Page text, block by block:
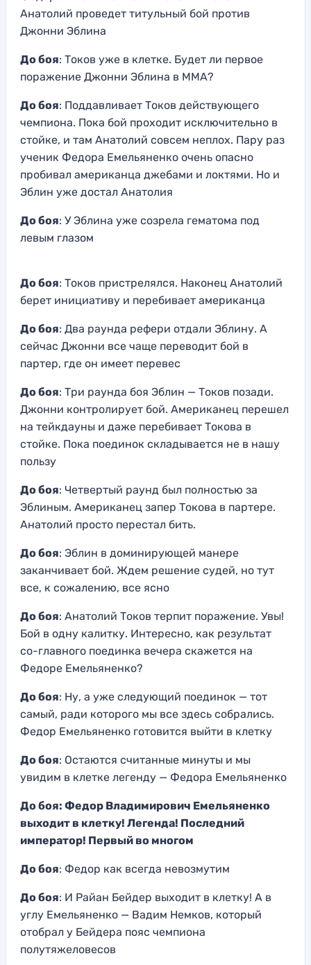
Анатолий проведет титульный бой против
Джонни Эблина
До боя: Токов уже в клетке. Будет ли первое
поражение Джонни Эблина в ММА?
До боя: Поддавливает Токов действующего
чемпиона. Пока бой проходит исключительно в
стойке, и там Анатолий совсем неплох. Пару раз
ученик Федора Емельяненко очень опасно
пробивал американца джебами и локтями. Но и
Эблин уже достал Анатолия
До боя: У Эблина уже созрела гематома под
левым глазом
До боя: Токов пристрелялся. Наконец Анатолий
берет инициативу и перебивает американца
До боя: Два раунда рефери отдали Эблину. А
сейчас Джонни все чаще переводит бой в
партер, где он имеет перевес
До боя: Три раунда боя Эблин — Токов позади.
Джонни контролирует бой. Американец перешел
на тейкдауны и даже перебивает Токова в
стойке. Пока поединок складывается не в нашу
пользу
До боя: Четвертый раунд был полностью за
Эблиным. Американец запер Токова в партере.
Анатолий просто перестал бить.
До боя: Эблин в доминирующей манере
заканчивает бой. Ждем решение судей, но тут
все, к сожалению, все ясно
До боя: Анатолий Токов терпит поражение. Увы!
Бой в одну калитку. Интересно, как результат
со-главного поединка вечера скажется на
Федоре Емельяненко?
До боя: Ну, а уже следующий поединок — тот
самый, ради которого мы все здесь собрались.
Федор Емельяненко готовится выйти в клетку
До боя: Остаются считанные минуты и мы
увидим в клетке легенду — Федора Емельяненко
До боя: Федор Владимирович Емельяненко
выходит в клетку! Легенда! Последний
император! Первый во многом
До боя: Федор как всегда невозмутим
До боя: И Райан Бейдер выходит в клетку! А в
углу Емельяненко — Вадим Немков, который
отобрал у Бейдера пояс чемпиона
полутяжеловесов